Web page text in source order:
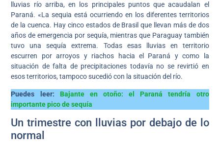
lluvias río arriba, en los principales puntos que acaudalan el
Paraná. «La sequia está ocurriendo en los diferentes territorios
de la cuenca. Hay cinco estados de Brasil que llevan más de dos
años de emergencia por sequía, mientras que Paraguay también
tuvo una sequía extrema. Todas esas lluvias en territorio
escurren por arroyos y riachos hacia el Paraná y como la
situación de falta de precipitaciones todavía no se revirtió en
esos territorios, tampoco sucedió con la situación del río.
Puedes leer: Bajante en otoño: el Paraná tendría otro
importante pico de sequía
Un trimestre con lluvias por debajo de lo
normal